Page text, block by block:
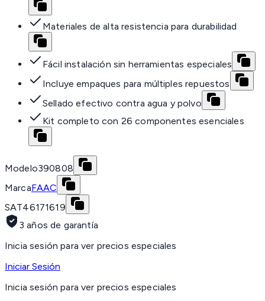
Materiales de alta resistencia para durabilidad
Fácil instalación sin herramientas especiales
Incluye empaques para múltiples repuestos
Sellado efectivo contra agua y polvo
Kit completo con 26 componentes esenciales
Modelo390808
MarcaFAAC
SAT46171619
3 años de garantía
Inicia sesión para ver precios especiales
Iniciar Sesión
Inicia sesión para ver precios especiales